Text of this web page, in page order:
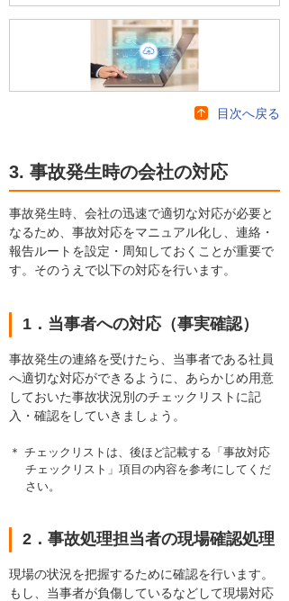
目次へ戻る
3. 事故発生時の会社の対応
事故発生時、会社の迅速で適切な対応が必要と
なるため、事故対応をマニュアル化し、連絡・
報告ルートを設定・周知しておくことが重要で
す。そのうえで以下の対応を行います。
1．当事者への対応（事実確認）
事故発生の連絡を受けたら、当事者である社員
へ適切な対応ができるように、あらかじめ用意
しておいた事故状況別のチェックリストに記
入・確認をしていきましょう。
＊ チェックリストは、後ほど記載する「事故対応
チェックリスト」項目の内容を参考にしてくだ
さい。
2．事故処理担当者の現場確認処理
現場の状況を把握するために確認を行います。
もし、当事者が負傷しているなどして現場対応